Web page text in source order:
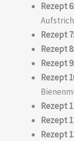
Rezept 6:
Aufstrich
Rezept 7:
Rezept 8:
Rezept 9:
Rezept
Rezept
Rezept
Rezept